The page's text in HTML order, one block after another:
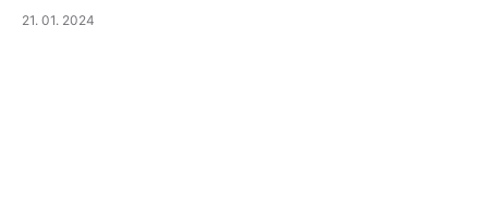
21. 01. 2024